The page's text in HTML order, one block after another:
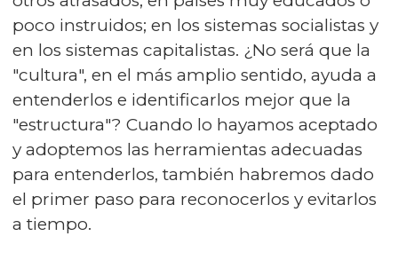
poco instruidos; en los sistemas socialistas y
en los sistemas capitalistas. ¿No será que la
"cultura", en el más amplio sentido, ayuda a
entenderlos e identificarlos mejor que la
"estructura"? Cuando lo hayamos aceptado
y adoptemos las herramientas adecuadas
para entenderlos, también habremos dado
el primer paso para reconocerlos y evitarlos
a tiempo.